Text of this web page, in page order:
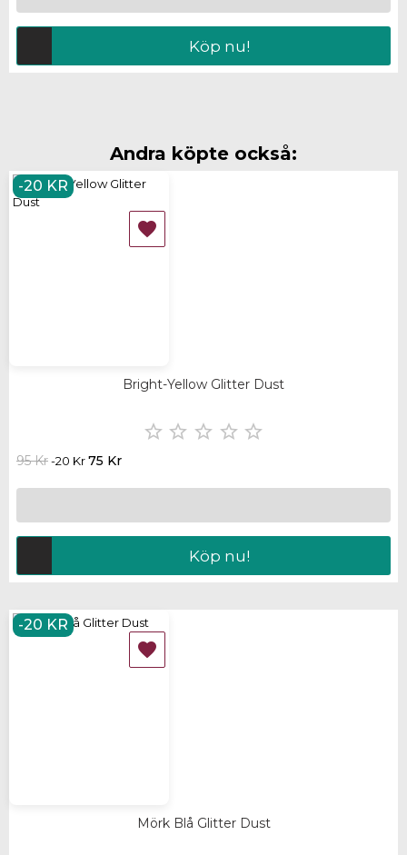
Köp nu!
Andra köpte också:
-20 KR

Bright-Yellow Glitter Dust
    
95 Kr-20 Kr75 Kr
Köp nu!
-20 KR

Mörk Blå Glitter Dust